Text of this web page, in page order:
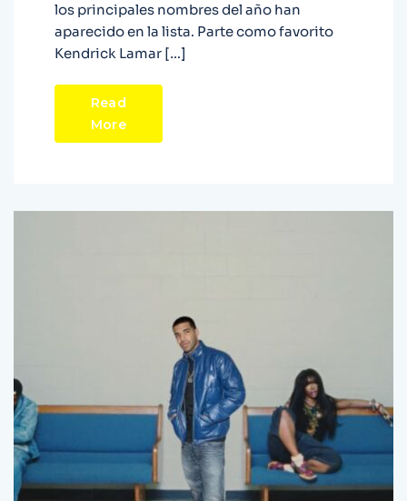
los principales nombres del año han
aparecido en la lista. Parte como favorito
Kendrick Lamar […]
Read
More